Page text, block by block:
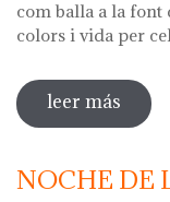
com balla a la font
colors i vida per
leer más
NOCHE DE